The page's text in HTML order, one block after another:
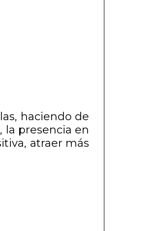
haciendo de
la presencia en
atraer más